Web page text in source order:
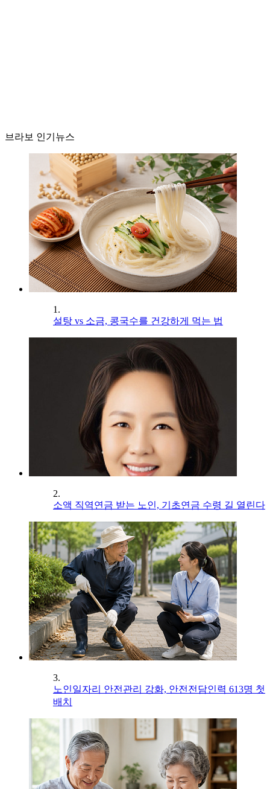
브라보 인기뉴스
1.
설탕 vs 소금, 콩국수를 건강하게 먹는 법
2.
소액 직역연금 받는 노인, 기초연금 수령 길 열린다
3.
노인일자리 안전관리 강화, 안전전담인력 613명 첫
배치